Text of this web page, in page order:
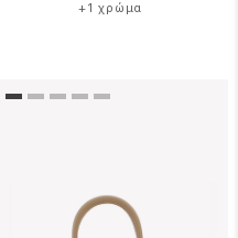
+1 χρώμα